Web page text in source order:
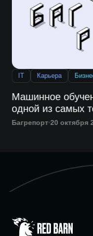
IT Карьера
Машинное
одной из самых
Багрепорт 20 октября